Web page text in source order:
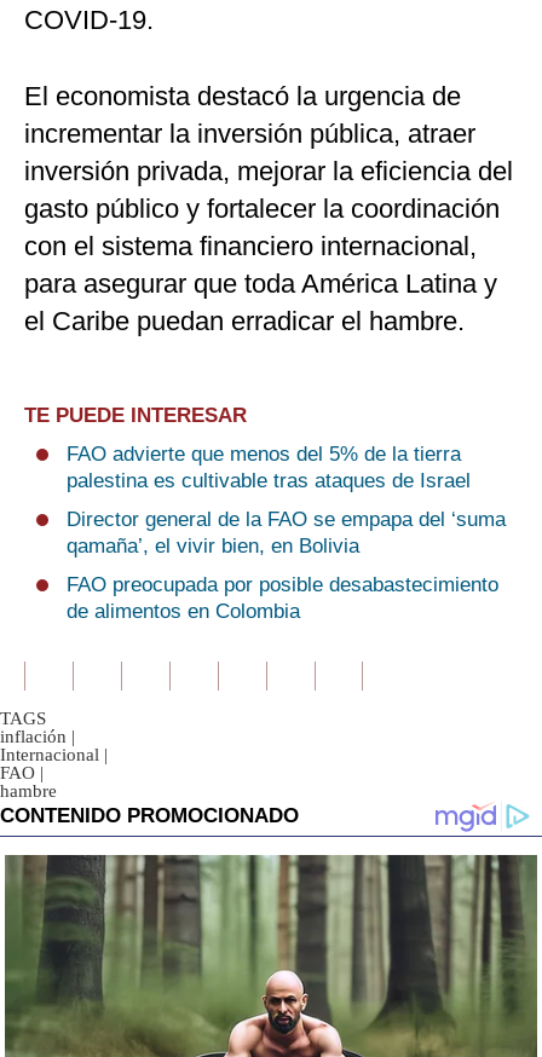
COVID-19.
El economista destacó la urgencia de
incrementar la inversión pública, atraer
inversión privada, mejorar la eficiencia del
gasto público y fortalecer la coordinación
con el sistema financiero internacional,
para asegurar que toda América Latina y
el Caribe puedan erradicar el hambre.
TE PUEDE INTERESAR
FAO advierte que menos del 5% de la tierra
palestina es cultivable tras ataques de Israel
Director general de la FAO se empapa del ‘suma
qamaña’, el vivir bien, en Bolivia
FAO preocupada por posible desabastecimiento
de alimentos en Colombia
TAGS
inflación |
Internacional |
FAO |
hambre